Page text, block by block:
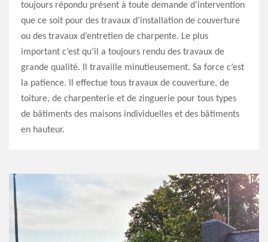
toujours répondu présent à toute demande d’intervention
que ce soit pour des travaux d’installation de couverture
ou des travaux d’entretien de charpente. Le plus
important c’est qu’il a toujours rendu des travaux de
grande qualité. Il travaille minutieusement. Sa force c’est
la patience. Il effectue tous travaux de couverture, de
toiture, de charpenterie et de zinguerie pour tous types
de bâtiments des maisons individuelles et des bâtiments
en hauteur.